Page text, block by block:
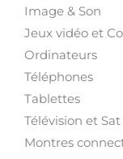
Image & Son
Jeux vidéo et
Ordinateurs
Téléphones
Tablettes
Télévision et Sat
Montres